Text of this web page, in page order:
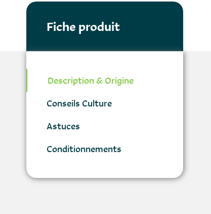
Fiche produit
Description & Origine
Conseils Culture
Astuces
Conditionnements